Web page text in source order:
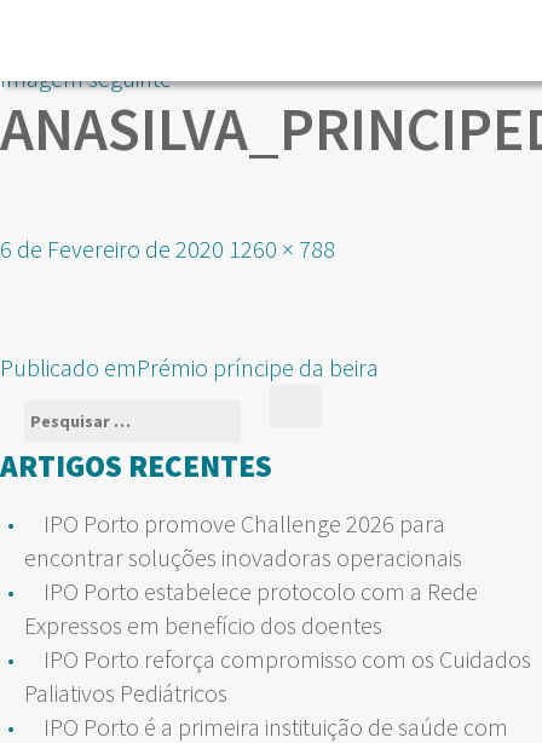
Imagem seguinte
Publicado
6 de Fevereiro de 2020 Tamanho
1260 × 788
NAVEGAÇÃO
ARTIGOS
Publicado emPrémio príncipe da beira
Pesquisar
por:
ARTIGOS RECENTES
IPO Porto promove Challenge 2026 para
encontrar soluções inovadoras operacionais
IPO Porto estabelece protocolo com a Rede
Expressos em benefício dos doentes
IPO Porto reforça compromisso com os Cuidados
Paliativos Pediátricos
IPO Porto é a primeira instituição de saúde com